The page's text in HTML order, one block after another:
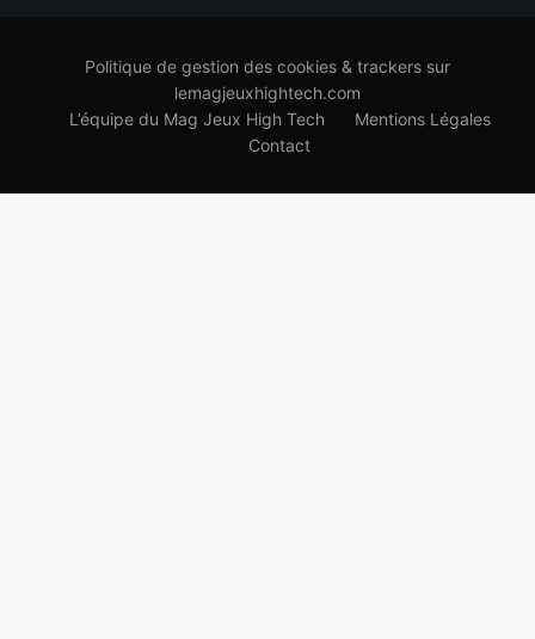
Politique de gestion des cookies & trackers sur
lemagjeuxhightech.com
L’équipe du Mag Jeux High Tech
Mentions Légales
Contact